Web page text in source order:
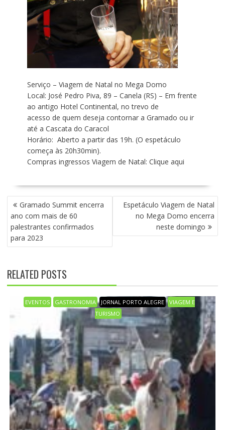
Serviço – Viagem de Natal no Mega Domo
Local: José Pedro Piva, 89 – Canela (RS) – Em frente
ao antigo Hotel Continental, no trevo de
acesso de quem deseja contornar a Gramado ou ir
até a Cascata do Caracol
Horário: Aberto a partir das 19h. (O espetáculo
começa às 20h30min).
Compras ingressos Viagem de Natal: Clique aqui
N
A
V
E
G
Ç
Ã
O
E
P
S
T
Gramado Summit encerra
ano com mais de 60
palestrantes confirmados
para 2023
Espetáculo Viagem de Natal
no Mega Domo encerra
neste domingo
RELATED POSTS
EVENTOS GASTRONOMIA JORNAL PORTO ALEGRE
VIAGEM E
TURISMO